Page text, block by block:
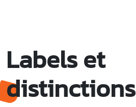
Labels et
distinctions